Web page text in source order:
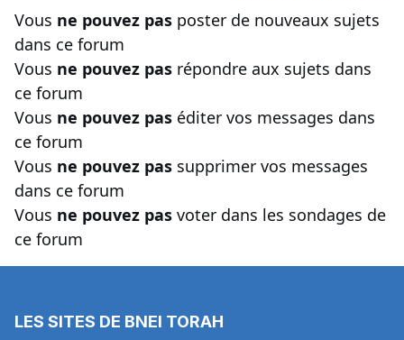
Vous ne pouvez pas poster de nouveaux sujets
dans ce forum
Vous ne pouvez pas répondre aux sujets dans
ce forum
Vous ne pouvez pas éditer vos messages dans
ce forum
Vous ne pouvez pas supprimer vos messages
dans ce forum
Vous ne pouvez pas voter dans les sondages de
ce forum
LES SITES DE BNEI TORAH